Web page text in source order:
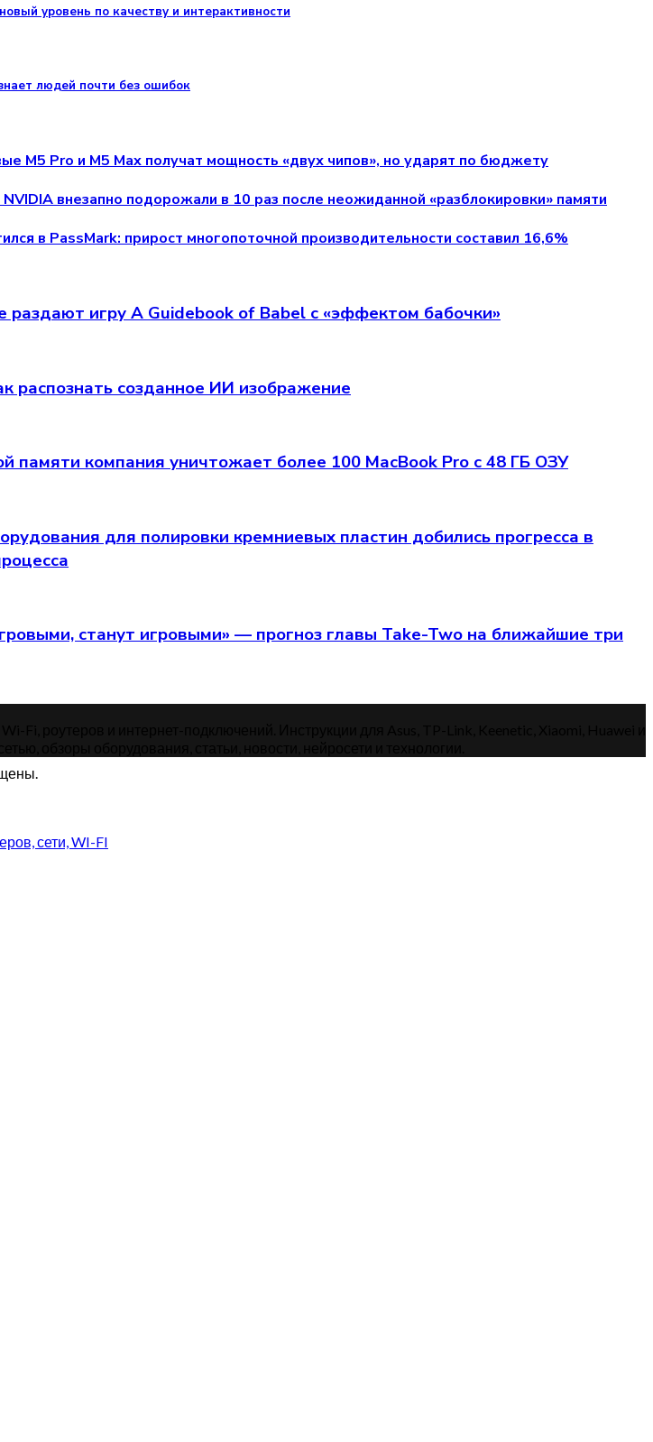
уровень по качеству и интерактивности
людей почти без ошибок
M5 Pro и M5 Max получат мощность «двух чипов», но ударят по бюджету
внезапно подорожали в 10 раз после неожиданной «разблокировки» памяти
в PassMark: прирост многопоточной производительности составил 16,6%
раздают игру A Guidebook of Babel с «эффектом бабочки»
распознать созданное ИИ изображение
памяти компания уничтожает более 100 MacBook Pro с 48 ГБ ОЗУ
для полировки кремниевых пластин добились прогресса в
станут игровыми» — прогноз главы Take-Two на ближайшие три
сети, WI-FI